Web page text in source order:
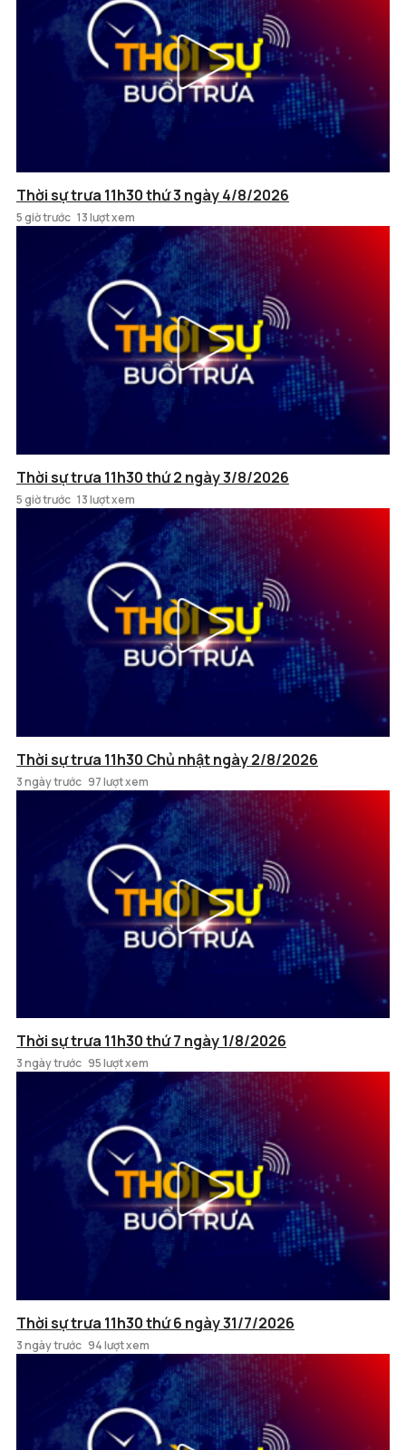
Thời sự trưa 11h30 thứ 3 ngày 4/8/2026
5 giờ trước 13 lượt xem
Thời sự trưa 11h30 thứ 2 ngày 3/8/2026
5 giờ trước 13 lượt xem
Thời sự trưa 11h30 Chủ nhật ngày 2/8/2026
3 ngày trước 97 lượt xem
Thời sự trưa 11h30 thứ 7 ngày 1/8/2026
3 ngày trước 95 lượt xem
Thời sự trưa 11h30 thứ 6 ngày 31/7/2026
3 ngày trước 94 lượt xem